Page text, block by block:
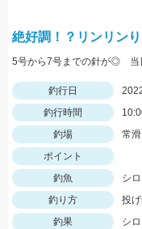
絶好調！？リンリン
釣行日
釣行時間
釣場
常
ポイント
釣魚
シ
釣り方
投げ
釣果
シ